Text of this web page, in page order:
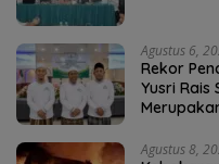
Agustus 6,
Rekor
Yusri Rais
Agustus 8,